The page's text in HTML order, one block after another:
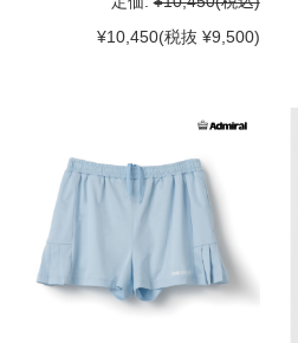
¥10,450(税抜 ¥9,500)